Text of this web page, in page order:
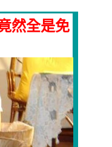
然全是免